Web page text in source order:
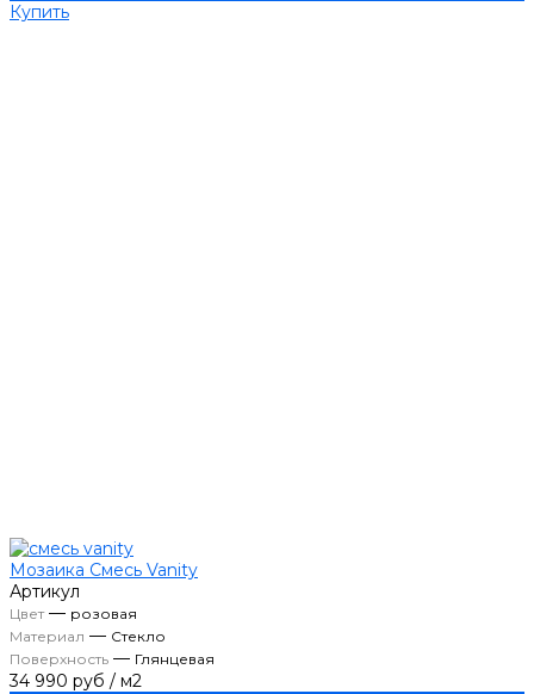
Купить
Мозаика Смесь Vanity
Артикул
Цвет— розовая
Материал — Стекло
Поверхность — Глянцевая
34 990 руб / м2